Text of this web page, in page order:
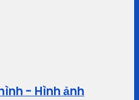
- Hình ảnh